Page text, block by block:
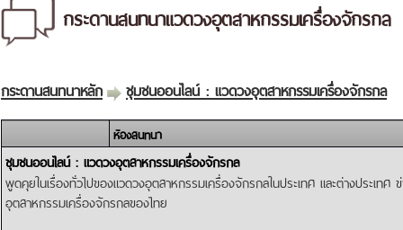
กระดานสนทนาแวดวงอุตสาหกรรมเครื่องจักรกล
กระดานสนทนาหลัก ชุมชนออนไลน์ : แวดวงอุตสาหกรรมเครื่องจักรกล
ห้องสนทนา
ชุมชนออนไลน์ : แวดวงอุตสาหกรรมเครื่องจักรกล
พูดคุยในเรื่องทั่วไปของแวดวงอุตสาหกรรมเครื่องจักรกลในประเทศ และต่างประเท
อุตสาหกรรมเครื่องจักรกลของไทย